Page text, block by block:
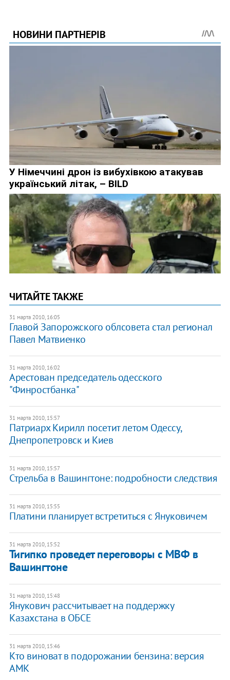
ЧИТАЙТЕ ТАКЖЕ
31 марта 2010, 16:05
Главой Запорожского облсовета стал регионал
Павел Матвиенко
31 марта 2010, 16:02
Арестован председатель одесского
"Финростбанка"
31 марта 2010, 15:57
Патриарх Кирилл посетит летом Одессу,
Днепропетровск и Киев
31 марта 2010, 15:57
Стрельба в Вашингтоне: подробности следствия
31 марта 2010, 15:55
Платини планирует встретиться с Януковичем
31 марта 2010, 15:52
Тигипко проведет переговоры с МВФ в
Вашингтоне
31 марта 2010, 15:48
Янукович рассчитывает на поддержку
Казахстана в ОБСЕ
31 марта 2010, 15:46
Кто виноват в подорожании бензина: версия
АМК